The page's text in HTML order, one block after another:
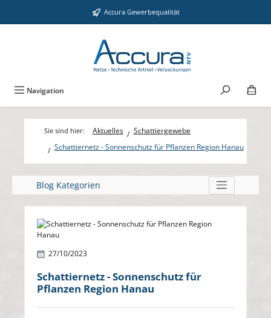
Zum Hauptinhalt springen Accura Gewerbequalität
Navigation
Aktuelles
Schattiergewebe
Schattiernetz - Sonnenschutz für Pflanzen Region Hanau
Blog Kategorien
Bildergalerie überspringen
27/10/2023
Schattiernetz - Sonnenschutz für
Pflanzen Region Hanau